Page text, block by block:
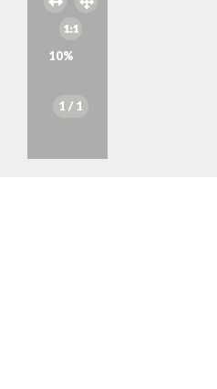
10%
1 / 1